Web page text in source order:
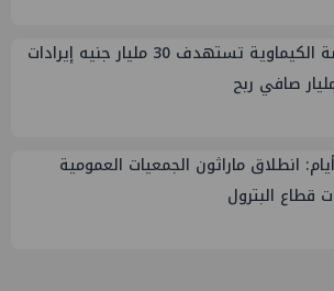
القابضة الكيماوية تستهدف 30 مليار جنيه إيرادات
انطلاق ماراثون الجمعيات العمومية
قطاع البترول